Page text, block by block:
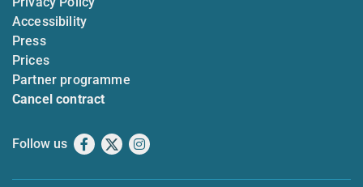
Accessibility
Press
Prices
Partner programme
Cancel contract
Follow us Facebook
X Instagram